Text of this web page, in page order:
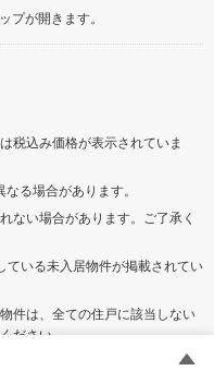
プが開きます。
税込み価格が表示されていま
る場合があります。
ない場合があります。ご了承く
ている未入居物件が掲載されてい
件は、全ての住戸に該当しない
ださい。
は含まれません。